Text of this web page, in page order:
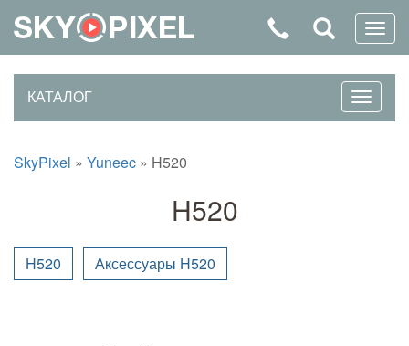
КАТАЛОГ
SkyPixel » Yuneec » H520
H520
H520 Аксессуары H520